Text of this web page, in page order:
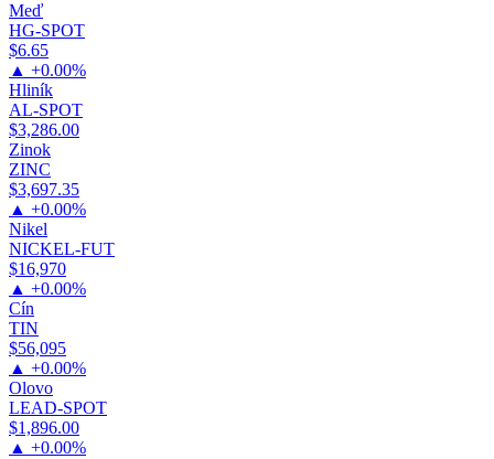
Meď
HG-SPOT
$6.65
▲ +0.00%
Hliník
AL-SPOT
$3,286.00
Zinok
ZINC
$3,697.35
▲ +0.00%
Nikel
NICKEL-FUT
$16,970
▲ +0.00%
Cín
TIN
$56,095
▲ +0.00%
Olovo
LEAD-SPOT
$1,896.00
▲ +0.00%